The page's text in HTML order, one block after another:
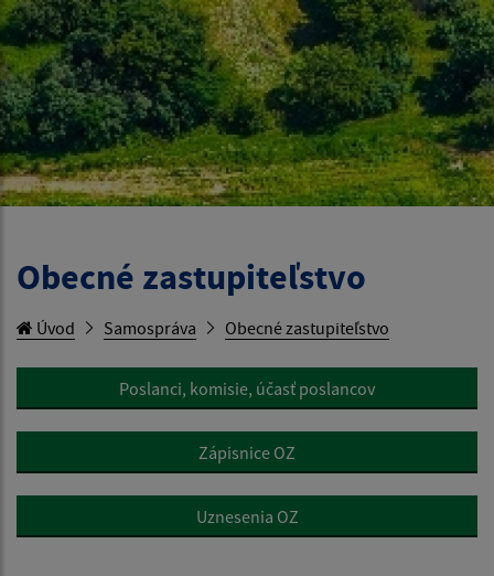
Obecné zastupiteľstvo
Úvod Samospráva Obecné zastupiteľstvo
Poslanci, komisie, účasť poslancov
Zápisnice OZ
Uznesenia OZ